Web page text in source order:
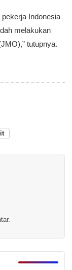
Indonesia
melakukan
tutupnya.